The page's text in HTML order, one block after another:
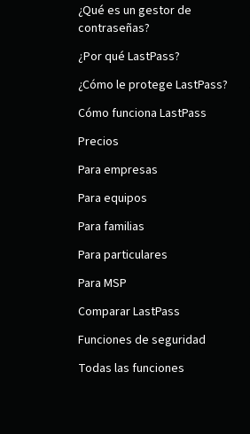
¿Qué es un gestor de
contraseñas?
¿Por qué LastPass?
¿Cómo le protege LastPass?
Cómo funciona LastPass
Precios
Para empresas
Para equipos
Para familias
Para particulares
Para MSP
Comparar LastPass
Funciones de seguridad
Todas las funciones